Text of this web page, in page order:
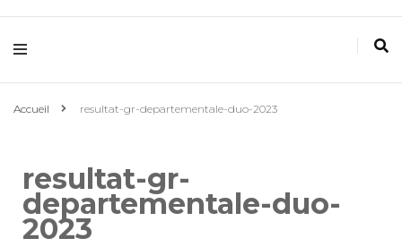
Villemomble
Gymnastique
Accueil resultat-gr-departementale-duo-2023
resultat-gr-
departementale-duo-
2023